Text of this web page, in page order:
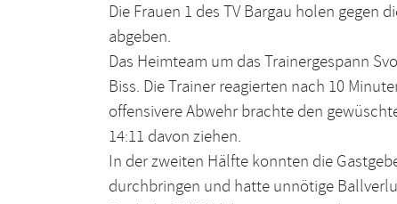
Die Frauen 1 des TV Bargau holen gegen
abgeben.
Das Heimteam um das Trainergespann
Biss. Die Trainer reagierten nach 10
offensivere Abwehr brachte den
14:11 davon ziehen.
In der zweiten Hälfte konnten die
durchbringen und hatte unnötige